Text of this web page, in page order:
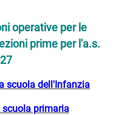
operative per le
prime per l'a.s.
scuola dell'Infanzia
primaria